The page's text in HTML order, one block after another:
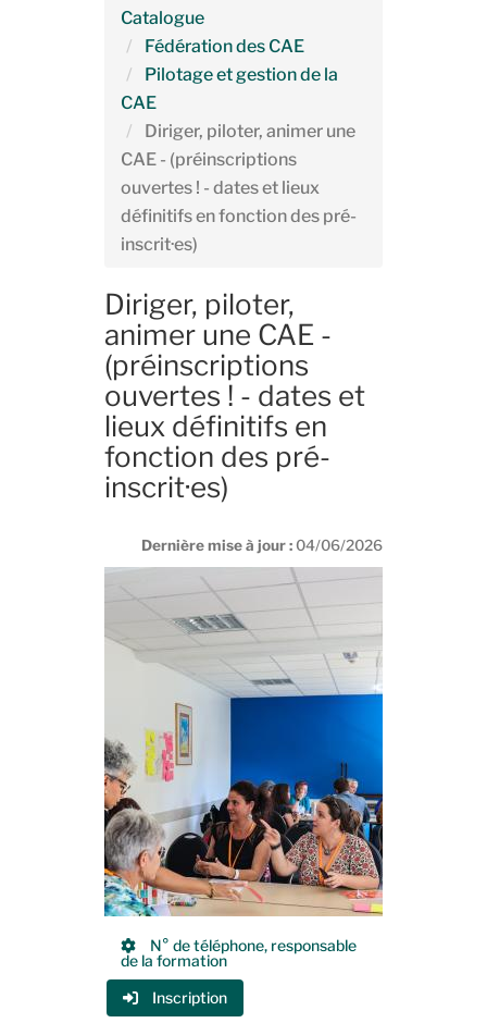
Catalogue
Fédération des CAE
Pilotage et gestion de la
CAE
Diriger, piloter, animer une
CAE - (préinscriptions
ouvertes ! - dates et lieux
définitifs en fonction des pré-
inscrit·es)
Diriger, piloter,
animer une CAE -
(préinscriptions
ouvertes ! - dates et
lieux définitifs en
fonction des pré-
inscrit·es)
Dernière mise à jour :04/06/2026
N° de téléphone, responsable
de la formation
Inscription